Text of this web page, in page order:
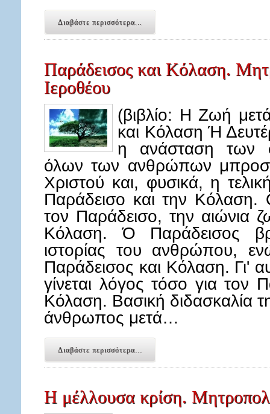
Διαβάστε περισσότερα...
Παράδεισος και Κόλαση.
Ιεροθέου
(βιβλίο: Η Ζωή
και Κόλαση Ή
η ανάσταση των
όλων των ανθρώπων
Χριστού και, φυσικά, η
Παράδεισο και την Κόλαση.
τον Παράδεισο, την αιώνια
Κόλαση. Ό Παράδεισος
ιστορίας του ανθρώπου,
Παράδεισος και Κόλαση. Γι'
γίνεται λόγος τόσο για τον
Κόλαση. Βασική διδασκαλία
άνθρωπος μετά…
Διαβάστε περισσότερα...
Η μέλλουσα κρίση.